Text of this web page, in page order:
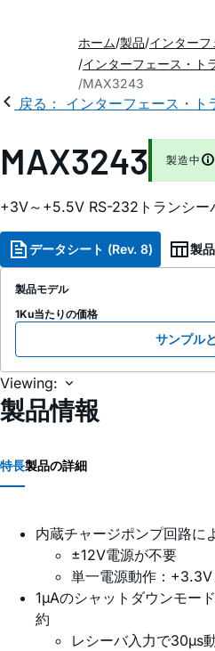
ホーム 製品 インターフ
インターフェース・ト
MAX3243
戻る： インターフェース・ト
MAX3243 製造中
+3V～+5.5V RS-232トランシ
データシート (Rev. 8) 製
製品モデル
1Ku当たりの価格
サンプル
Viewing:
製品情報
特長製品の詳細
内蔵チャージポンプ回路に
±12V電源が不要
単一電源動作：
1µAのシャットダウンモー
約
レシーバ入力で30µs